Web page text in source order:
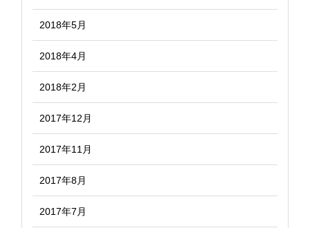
2018年5月
2018年4月
2018年2月
2017年12月
2017年11月
2017年8月
2017年7月